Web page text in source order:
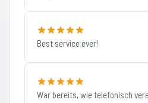
Best service ever!
War bereits, wie telefonisch